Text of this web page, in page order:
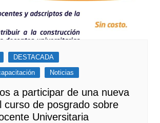
DESTACADA
Noticias
a participar de una nueva
curso de posgrado sobre
Universitaria